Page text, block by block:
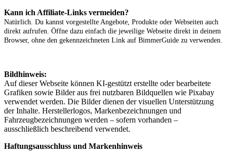
Kann ich Affiliate-Links vermeiden?
Natürlich. Du kannst vorgestellte Angebote, Produkte oder Webseiten auch
direkt aufrufen. Öffne dazu einfach die jeweilige Webseite direkt in deinem
Browser, ohne den gekennzeichneten Link auf BimmerGuide zu verwenden.
Bildhinweis:
Auf dieser Webseite können KI-gestützt erstellte oder bearbeitete
Grafiken sowie Bilder aus frei nutzbaren Bildquellen wie Pixabay
verwendet werden. Die Bilder dienen der visuellen Unterstützung
der Inhalte. Herstellerlogos, Markenbezeichnungen und
Fahrzeugbezeichnungen werden – sofern vorhanden –
ausschließlich beschreibend verwendet.
Haftungsausschluss und Markenhinweis